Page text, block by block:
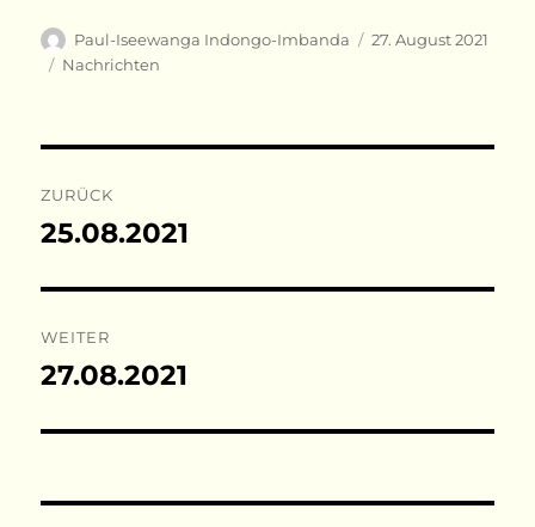
Autor
Paul-Iseewanga Indongo-Imbanda
Veröffentlicht
27. August 2021
Kategorien
Nachrichten
ZURÜCK
Vorheriger
25.08.2021
WEITER
Nächster
27.08.2021